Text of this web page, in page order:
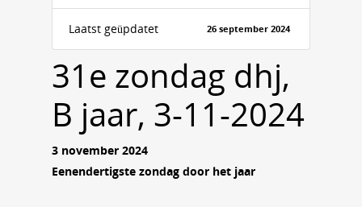
Laatst geüpdatet 26 september 2024
31e zondag dhj,
B jaar, 3-11-2024
3 november 2024
Eenendertigste zondag door het jaar